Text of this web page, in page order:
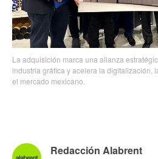
La adquisición marca una alianza
industria gráfica y acelera la digitalización,
el mercado mexicano.
Redacción Alabrent